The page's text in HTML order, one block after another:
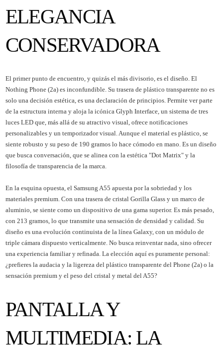
ELEGANCIA
CONSERVADORA
El primer punto de encuentro, y quizás el más divisorio, es el diseño. El
Nothing Phone (2a) es inconfundible. Su trasera de plástico transparente no es
solo una decisión estética, es una declaración de principios. Permite ver parte
de la estructura interna y aloja la icónica Glyph Interface, un sistema de tres
luces LED que, más allá de su atractivo visual, ofrece notificaciones
personalizables y un temporizador visual. Aunque el material es plástico, se
siente robusto y su peso de 190 gramos lo hace cómodo en mano. Es un diseño
que busca conversación, que se alinea con la estética "Dot Matrix" y la
filosofía de transparencia de la marca.
En la esquina opuesta, el Samsung A55 apuesta por la sobriedad y los
materiales premium. Con una trasera de cristal Gorilla Glass y un marco de
aluminio, se siente como un dispositivo de una gama superior. Es más pesado,
con 213 gramos, lo que transmite una sensación de densidad y calidad. Su
diseño es una evolución continuista de la línea Galaxy, con un módulo de
triple cámara dispuesto verticalmente. No busca reinventar nada, sino ofrecer
una experiencia familiar y refinada. La elección aquí es puramente personal:
¿prefieres la audacia y la ligereza del plástico transparente del Phone (2a) o la
sensación premium y el peso del cristal y metal del A55?
PANTALLA Y
MULTIMEDIA: LA